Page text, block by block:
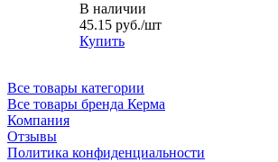
В наличии
45.15 руб./шт
Купить
Все товары категории
Все товары бренда Керма
Компания
Отзывы
Политика конфиденциальности